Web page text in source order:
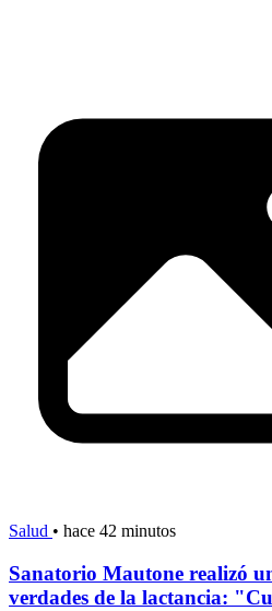
Salud • hace 42 minutos
Sanatorio Mautone realizó
verdades de la lactancia: